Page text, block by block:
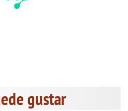
gustar